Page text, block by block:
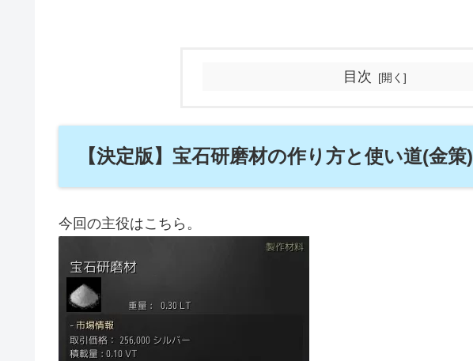
目次
【決定版】宝石研磨材の作り方と使い道(金策)
今回の主役はこちら。